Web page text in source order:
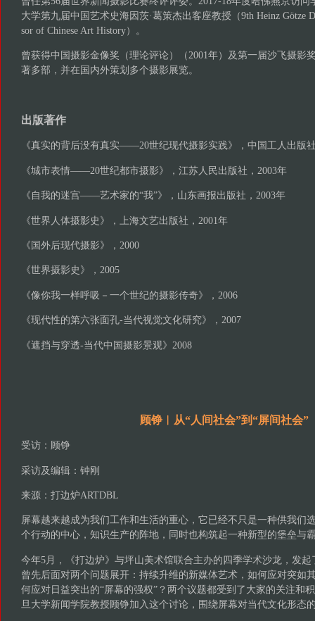
大学第九届中国艺术史海因茨·葛策杰出客座教授（9th Heinz Götze
sor of Chinese Art History）。
曾获得中国摄影金像奖（理论评论）（2001年）及第一届沙飞摄影
著多部，并在国内外策划多个摄影展览。
出版著作
《真实的背后没有真实——20世纪现代摄影实践》，中国工人出版
《城市表情——20世纪都市摄影》，江苏人民出版社，2003年
《自我的迷宫——艺术家的“我”》，山东画报出版社，2003年
《世界人体摄影史》，上海文艺出版社，2001年
《国外后现代摄影》，2000
《世界摄影史》，2005
《像你我一样呼吸－一个世纪的摄影传奇》，2006
《现代性的第六张面孔-当代视觉文化研究》，2007
《遮挡与穿透-当代中国摄影景观》2008
顾铮︱从“人间社会”到“屏间社会”
受访：顾铮
采访及编辑：钟刚
来源：打边炉ARTDBL
屏幕越来越成为我们工作和生活的重心，它已经不只是一种供我们
个行动的中心，知识生产的阵地，同时也构筑起一种新型的堡垒与
今年5月，《打边炉》与坪山美术馆联合主办的四季学术沙龙，发
曾先后面对两个问题展开：持续升维的新媒体艺术，如何应对突如
何应对日益突出的“屏幕的强权”？两个议题都受到了大家的关注和
旦大学新闻学院教授顾铮加入这个讨论，围绕屏幕对当代文化形态